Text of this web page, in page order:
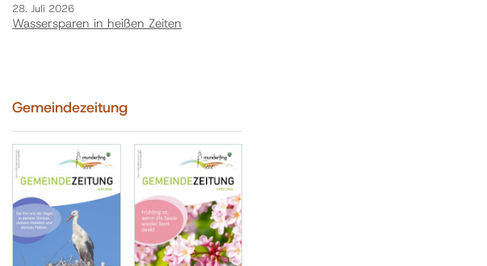
28. Juli 2026
Wassersparen in heißen Zeiten
Gemeindezeitung